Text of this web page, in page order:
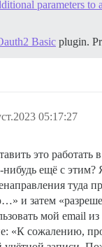
parameters to
Basic plugin.
05:17:27
это
нибудь ещё с этим?
туда
и затем
мой email
«К сожалению,